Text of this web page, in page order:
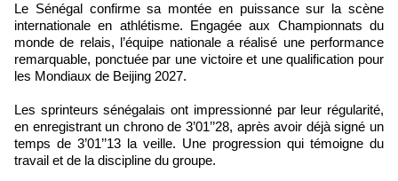
Le Sénégal confirme sa montée en puissance sur la scène
internationale en athlétisme. Engagée aux Championnats du
monde de relais, l’équipe nationale a réalisé une performance
remarquable, ponctuée par une victoire et une qualification pour
les Mondiaux de Beijing 2027.
Les sprinteurs sénégalais ont impressionné par leur régularité,
en enregistrant un chrono de 3’01’’28, après avoir déjà signé un
temps de 3’01’’13 la veille. Une progression qui témoigne du
travail et de la discipline du groupe.